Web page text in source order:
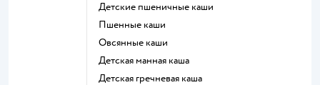
Детские пшеничные каши
Пшенные каши
овсянные каши
детская манная каша
детская гречневая каша